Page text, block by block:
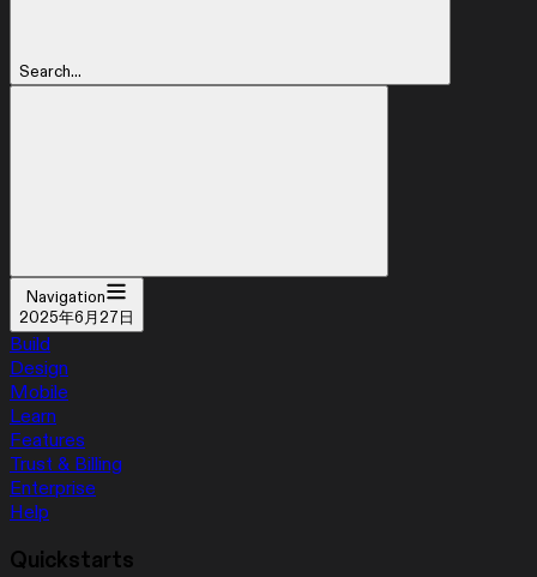
Search...
Navigation
2025年6月27日
Build
Design
Mobile
Learn
Features
Trust & Billing
Enterprise
Help
Quickstarts